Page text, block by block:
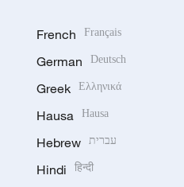
French Français
German Deutsch
Greek Ελληνικά
Hausa Hausa
Hebrew עברית
Hindi हिन्दी